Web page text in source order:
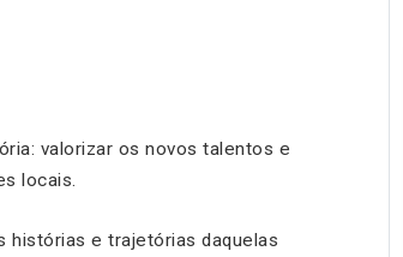
valorizar os novos talentos e
locais.
histórias e trajetórias daquelas